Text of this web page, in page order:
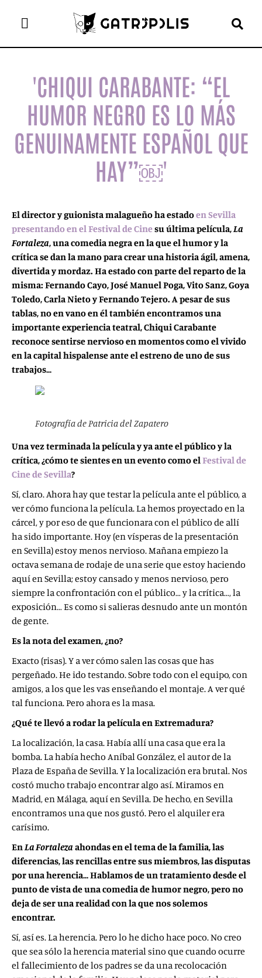
'CHIQUI CARABANTE: “EL
HUMOR NEGRO ES LO MÁS
GENUINAMENTE ESPAÑOL QUE
HAY”￼'
El director y guionista malagueño ha estadoen Sevilla
presentando en el Festival de Cinesu última película,La
Fortaleza, una comedia negra en la que el humor y la
crítica se dan la mano para crear una historia ágil, amena,
divertida y mordaz. Ha estado con parte del reparto de la
misma: Fernando Cayo, José Manuel Poga, Vito Sanz, Goya
Toledo, Carla Nieto y Fernando Tejero. A pesar de sus
tablas, no en vano en él también encontramos una
importante experiencia teatral, Chiqui Carabante
reconoce sentirse nervioso en momentos como el vivido
en la capital hispalense ante el estreno de uno de sus
trabajos…
Fotografía de Patricia del Zapatero
Una vez terminada la película y ya ante el público y la
crítica, ¿cómo te sientes en un evento como elFestival de
Cine de Sevilla?
Sí, claro. Ahora hay que testar la película ante el público, a
ver cómo funciona la película. La hemos proyectado en la
cárcel, y por eso de que funcionara con el público de allí
ha sido importante. Hoy (en vísperas de la presentación
en Sevilla) estoy menos nervioso. Mañana empiezo la
octava semana de rodaje de una serie que estoy haciendo
aquí en Sevilla; estoy cansado y menos nervioso, pero
siempre la confrontación con el público… y la crítica…, la
exposición… Es como si salieras desnudo ante un montón
de gente.
Es la nota del examen, ¿no?
Exacto (risas). Y a ver cómo salen las cosas que has
pergeñado. He ido testando. Sobre todo con el equipo, con
amigos, a los que les vas enseñando el montaje. A ver qué
tal funciona. Pero ahora es la masa.
¿Qué te llevó a rodar la película en Extremadura?
La localización, la casa. Había allí una casa que era la
bomba. La había hecho Aníbal González, el autor de la
Plaza de España de Sevilla. Y la localización era brutal. Nos
costó mucho trabajo encontrar algo así. Miramos en
Madrid, en Málaga, aquí en Sevilla. De hecho, en Sevilla
encontramos una que nos gustó. Pero el alquiler era
carísimo.
EnLa Fortaleza ahondas en el tema de la familia, las
diferencias, las rencillas entre sus miembros, las disputas
por una herencia… Hablamos de un tratamiento desde el
punto de vista de una comedia de humor negro, pero no
deja de ser una realidad con la que nos solemos
encontrar.
Sí, así es. La herencia. Pero lo he dicho hace poco. No creo
que sea sólo la herencia material sino que cuando ocurre
el fallecimiento de los padres se da una recolocación